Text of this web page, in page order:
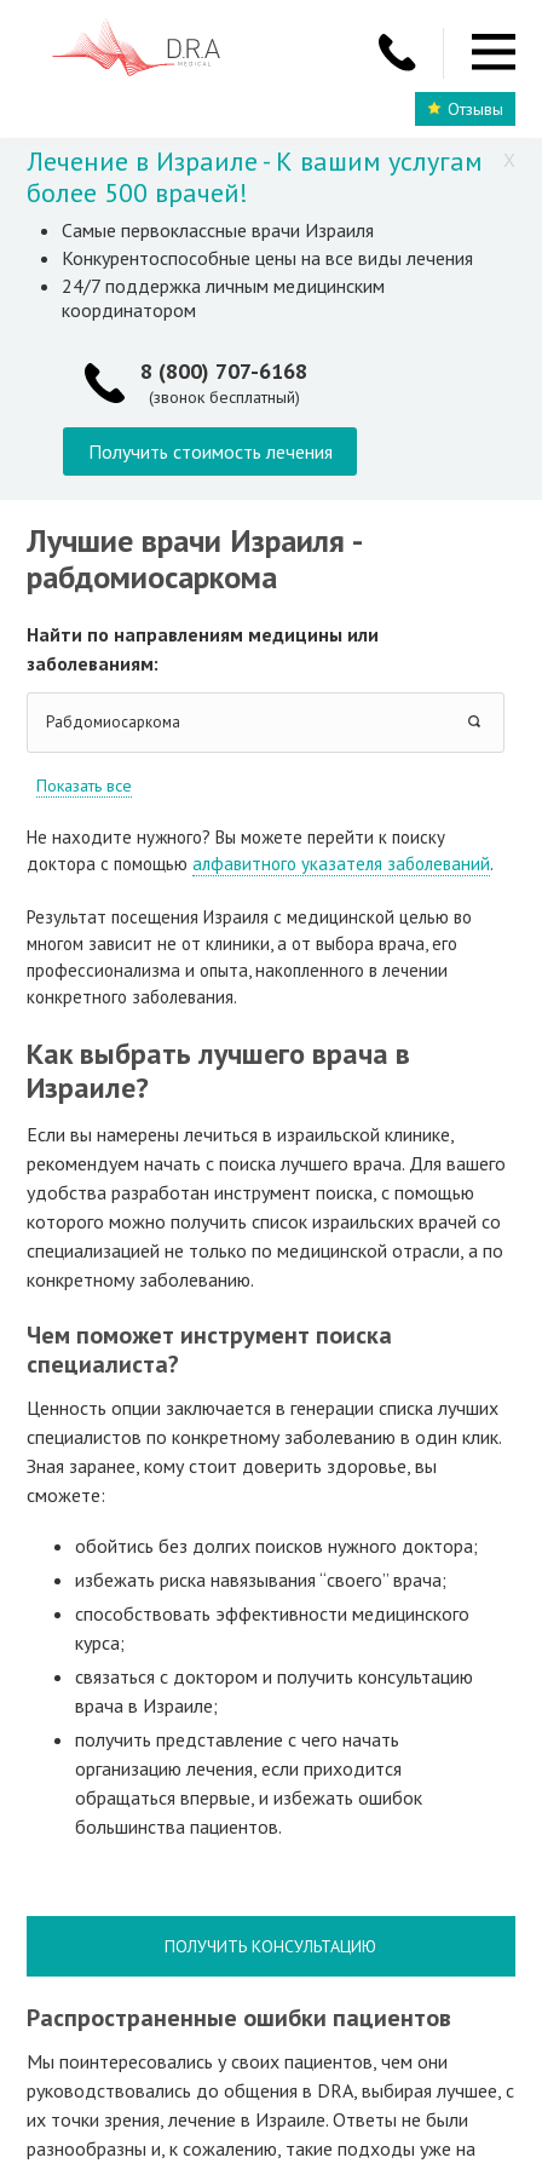
Отзывы
X
Лечение в Израиле - К вашим услугам
более 500 врачей!
Самые первоклассные врачи Израиля
Конкурентоспособные цены на все виды лечения
24/7 поддержка личным медицинским
координатором
8 (800) 707-6168
(звонок бесплатный)
Получить стоимость лечения
Лучшие врачи Израиля -
рабдомиосаркома
Найти по направлениям медицины или
заболеваниям:
Рабдомиосаркома
Показать все
Не находите нужного? Вы можете перейти к поиску
доктора с помощьюалфавитного указателя заболеваний.
Результат посещения Израиля с медицинской целью во
многом зависит не от клиники, а от выбора врача, его
профессионализма и опыта, накопленного в лечении
конкретного заболевания.
Как выбрать лучшего врача в
Израиле?
Если вы намерены лечиться в израильской клинике,
рекомендуем начать с поиска лучшего врача. Для вашего
удобства разработан инструмент поиска, с помощью
которого можно получить список израильских врачей со
специализацией не только по медицинской отрасли, а по
конкретному заболеванию.
Чем поможет инструмент поиска
специалиста?
Ценность опции заключается в генерации списка лучших
специалистов по конкретному заболеванию в один клик.
Зная заранее, кому стоит доверить здоровье, вы
сможете:
обойтись без долгих поисков нужного доктора;
избежать риска навязывания “своего” врача;
способствовать эффективности медицинского
курса;
связаться с доктором и получить консультацию
врача в Израиле;
получить представление с чего начать
организацию лечения, если приходится
обращаться впервые, и избежать ошибок
большинства пациентов.
ПОЛУЧИТЬ КОНСУЛЬТАЦИЮ
Распространенные ошибки пациентов
Мы поинтересовались у своих пациентов, чем они
руководствовались до общения в DRA, выбирая лучшее, с
их точки зрения, лечение в Израиле. Ответы не были
разнообразны и, к сожалению, такие подходы уже на